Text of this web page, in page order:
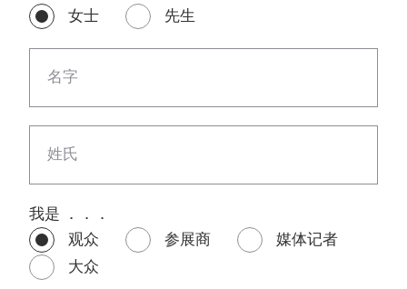
女士
先生
名字
姓氏
我是 ．．．
观众
参展商
媒体记者
大众